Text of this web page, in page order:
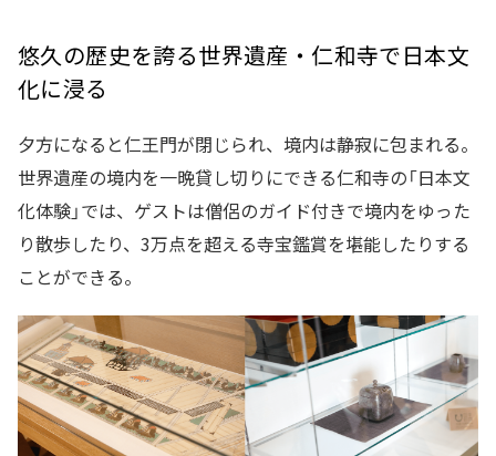
悠久の歴史を誇る世界遺産・仁和寺で日本文
化に浸る
夕方になると仁王門が閉じられ、境内は静寂に包まれる。
世界遺産の境内を一晩貸し切りにできる仁和寺の「日本文
化体験」では、ゲストは僧侶のガイド付きで境内をゆった
り散歩したり、3万点を超える寺宝鑑賞を堪能したりする
ことができる。